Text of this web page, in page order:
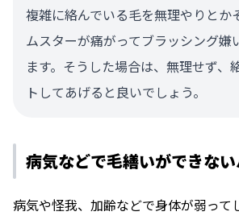
複雑に絡んでいる毛を無理やりとか
ムスターが痛がってブラッシング嫌
ます。そうした場合は、無理せず、
トしてあげると良いでしょう。
病気などで毛繕いができな
病気や怪我、加齢などで身体が弱って